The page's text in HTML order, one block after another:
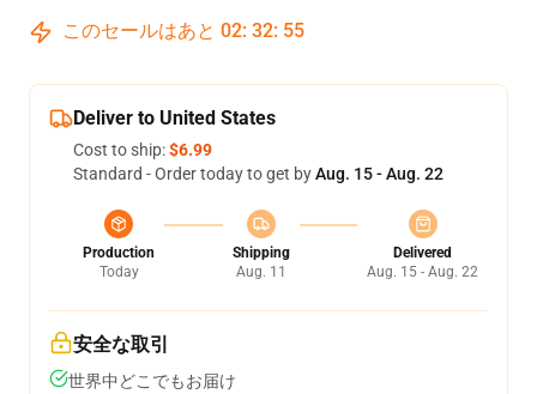
このセールはあと 02: 32: 54
Deliver to United States
Cost to ship:$6.99
Standard - Order today to get byAug. 15 - Aug. 22
Production
Today
Shipping
Aug. 11
Delivered
Aug. 15 - Aug. 22
安全な取引
世界中どこでもお届け